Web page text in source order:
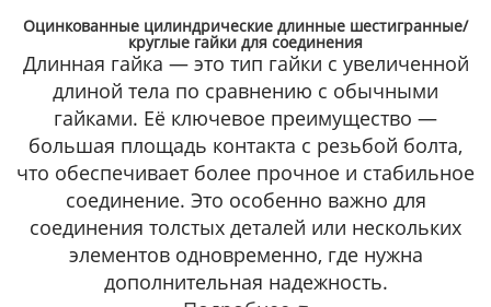
Гайка оцинкованная с нейлоновой вставкой DIN6927
Защитная гайка — это тип гайки,
предназначенный для предотвращения
самопроизвольного раскручивания
соединения. Она отличается конструкцией,
которая обеспечивает дополнительную
фиксацию: например, может иметь насечки,
пазы или специальные элементы, которые
удерживают её на болте при вибрациях или
нагрузках.
Подробнее 🡥